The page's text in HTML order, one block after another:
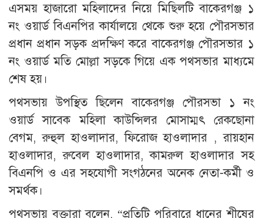
এসময় হাজারো মহিলাদের নিয়ে মিছিলটি বাকেরগঞ্জ ১
নং ওয়ার্ড বিএনপির কার্যালয়ে থেকে শুরু হয়ে পৌরসভার
প্রধান প্রধান সড়ক প্রদক্ষিণ করে বাকেরগঞ্জ পৌরসভার ১
নং ওয়ার্ড মতি মোল্লা সড়কে গিয়ে এক পথসভার মাধ্যমে
শেষ হয়।
পথসভায় উপস্থিত ছিলেন বাকেরগঞ্জ পৌরসভা ১ নং
ওয়ার্ড সাবেক মহিলা কাউন্সিলর মোসাম্মৎ রেকছোনা
বেগম, রুহুল হাওলাদার, ফিরোজ হাওলাদার , রায়হান
হাওলাদার, রুবেল হাওলাদার, কামরুল হাওলাদার সহ
বিএনপি ও এর সহযোগী সংগঠনের অনেক নেতা-কর্মী ও
সমর্থক।
পথসভায় বক্তারা বলেন, “প্রতিটি পরিবারে ধানের শীষের